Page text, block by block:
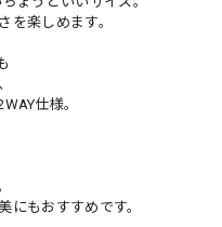
を楽しめます。
仕様。
にもおすすめです。